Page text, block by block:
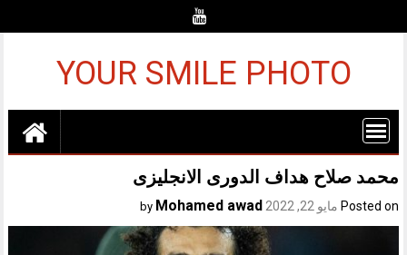
YOUR SMILE PHOTO
محمد صلاح هداف الدورى الانجليزى
Posted on مايو 22, 2022 Mohamed awad